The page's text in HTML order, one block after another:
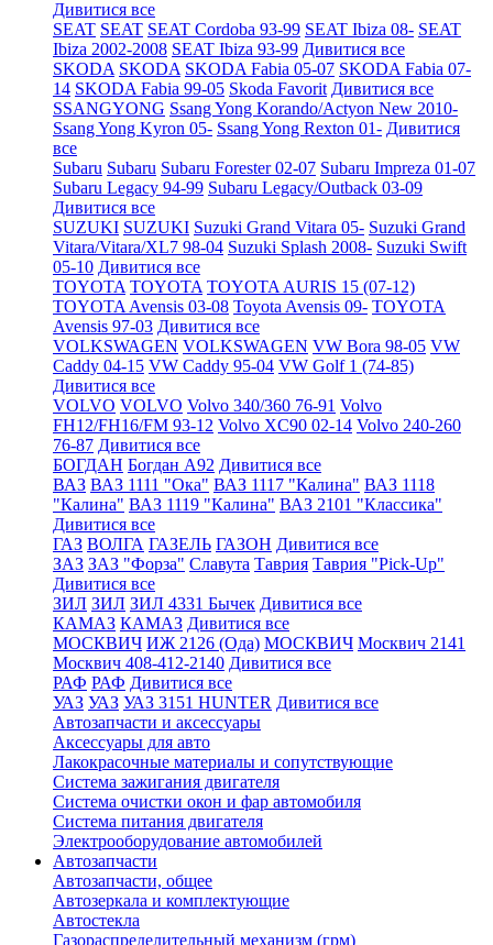
Дивитися все
SEAT SEAT SEAT Cordoba 93-99 SEAT Ibiza 08- SEAT
Ibiza 2002-2008 SEAT Ibiza 93-99 Дивитися все
SKODA SKODA SKODA Fabia 05-07 SKODA Fabia 07-
14 SKODA Fabia 99-05 Skoda Favorit Дивитися все
SSANGYONG Ssang Yong Korando/Actyon New 2010-
Ssang Yong Kyron 05- Ssang Yong Rexton 01- Дивитися
все
Subaru Subaru Subaru Forester 02-07 Subaru Impreza 01-07
Subaru Legacy 94-99 Subaru Legacy/Outback 03-09
Дивитися все
SUZUKI SUZUKI Suzuki Grand Vitara 05- Suzuki Grand
Vitara/Vitara/XL7 98-04 Suzuki Splash 2008- Suzuki Swift
05-10 Дивитися все
TOYOTA TOYOTA TOYOTA AURIS 15 (07-12)
TOYOTA Avensis 03-08 Toyota Avensis 09- TOYOTA
Avensis 97-03 Дивитися все
VOLKSWAGEN VOLKSWAGEN VW Bora 98-05 VW
Caddy 04-15 VW Caddy 95-04 VW Golf 1 (74-85)
Дивитися все
VOLVO VOLVO Volvo 340/360 76-91 Volvo
FH12/FH16/FM 93-12 Volvo XC90 02-14 Volvo 240-260
76-87 Дивитися все
БОГДАН Богдан А92 Дивитися все
ВАЗ ВАЗ 1111 "Ока" ВАЗ 1117 "Калина" ВАЗ 1118
"Калина" ВАЗ 1119 "Калина" ВАЗ 2101 "Классика"
Дивитися все
ГАЗ ВОЛГА ГАЗЕЛЬ ГАЗОН Дивитися все
ЗАЗ ЗАЗ "Форза" Славута Таврия Таврия "Pick-Up"
Дивитися все
ЗИЛ ЗИЛ ЗИЛ 4331 Бычек Дивитися все
КАМАЗ КАМАЗ Дивитися все
МОСКВИЧ ИЖ 2126 (Ода) МОСКВИЧ Москвич 2141
Москвич 408-412-2140 Дивитися все
РАФ РАФ Дивитися все
УАЗ УАЗ УАЗ 3151 HUNTER Дивитися все
Автозапчасти и аксессуары
Аксессуары для авто
Лакокрасочные материалы и сопутствующие
Система зажигания двигателя
Система очистки окон и фар автомобиля
Система питания двигателя
Электрооборудование автомобилей
Автозапчасти
Автозапчасти, общее
Автозеркала и комплектующие
Автостекла
Газораспределительный механизм (грм)